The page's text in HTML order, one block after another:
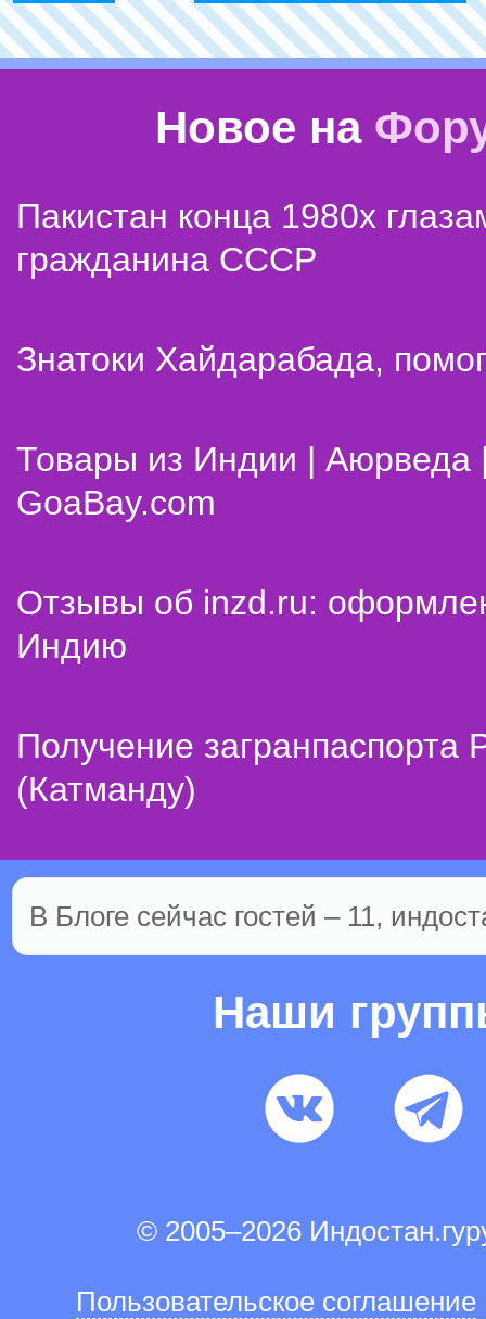
Новое на
Пакистан конца 1980х
гражданина СССР
Знатоки Хайдарабада,
Товары из Индии | Аюрведа
GoaBay.com
Отзывы об inzd.ru:
Индию
Получение
(Катманду)
В Блоге сейчас гостей – 11,
Наши
© 2005–2026
Пользовательское соглашение